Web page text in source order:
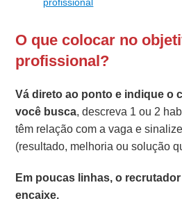
O que colocar no
profissional?
Vá direto ao ponto e indique o
você busca, descreva 1 ou 2
têm relação com a vaga e
(resultado, melhoria ou solução
Em poucas linhas, o
encaixe.